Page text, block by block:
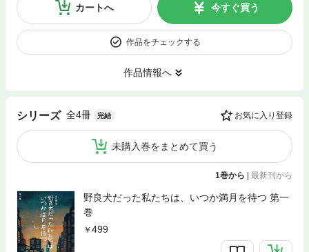
カートへ 今すぐ買う
作品をチェックする
作品情報へ
シリーズ 全4冊 完結 お気に入り登録
未購入巻をまとめて買う
1巻から | 最新刊から
野良犬だった私たちは、いつか満月を待つ 第一
巻
499